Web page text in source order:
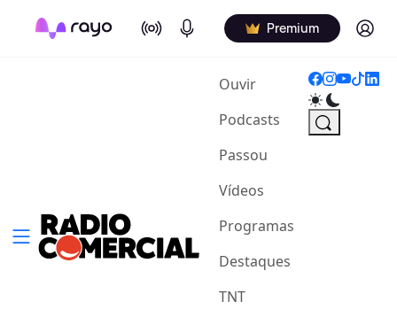
On Air Podcasts Premium Log in
Ouvir(current)
Podcasts
Passou
Vídeos
Programas
Destaques
TNT